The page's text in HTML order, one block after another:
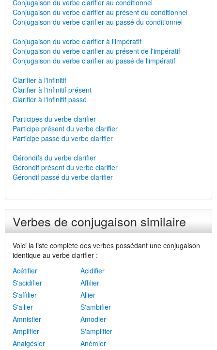
Conjugaison du verbe clarifier au conditionnel
Conjugaison du verbe clarifier au présent du conditionnel
Conjugaison du verbe clarifier au passé du conditionnel
Conjugaison du verbe clarifier à l'impératif
Conjugaison du verbe clarifier au présent de l'impératif
Conjugaison du verbe clarifier au passé de l'impératif
Clarifier à l'infinitif
Clarifier à l'infinitif présent
Clarifier à l'infinitif passé
Participes du verbe clarifier
Participe présent du verbe clarifier
Participe passé du verbe clarifier
Gérondifs du verbe clarifier
Gérondif présent du verbe clarifier
Gérondif passé du verbe clarifier
Verbes de conjugaison similaire
Voici la liste complète des verbes possédant une conjugaison
identique au verbe clarifier :
Acétifier
Acidifier
S'acidifier
Affilier
S'affilier
Allier
S'allier
S'ambifier
Amnistier
Amodier
Amplifier
S'amplifier
Analgésier
Anémier